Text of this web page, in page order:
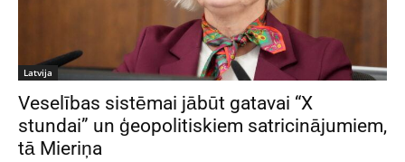
Latvija
Veselības sistēmai jābūt gatavai “X
stundai” un ģeopolitiskiem satricinājumiem,
tā Mieriņa